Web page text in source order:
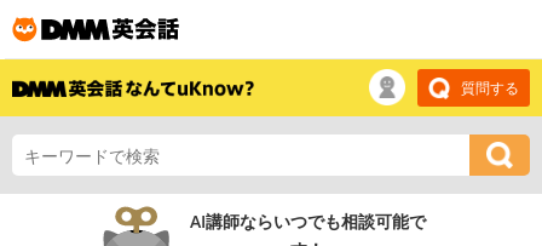
質問する
AI講師ならいつでも相談可能で